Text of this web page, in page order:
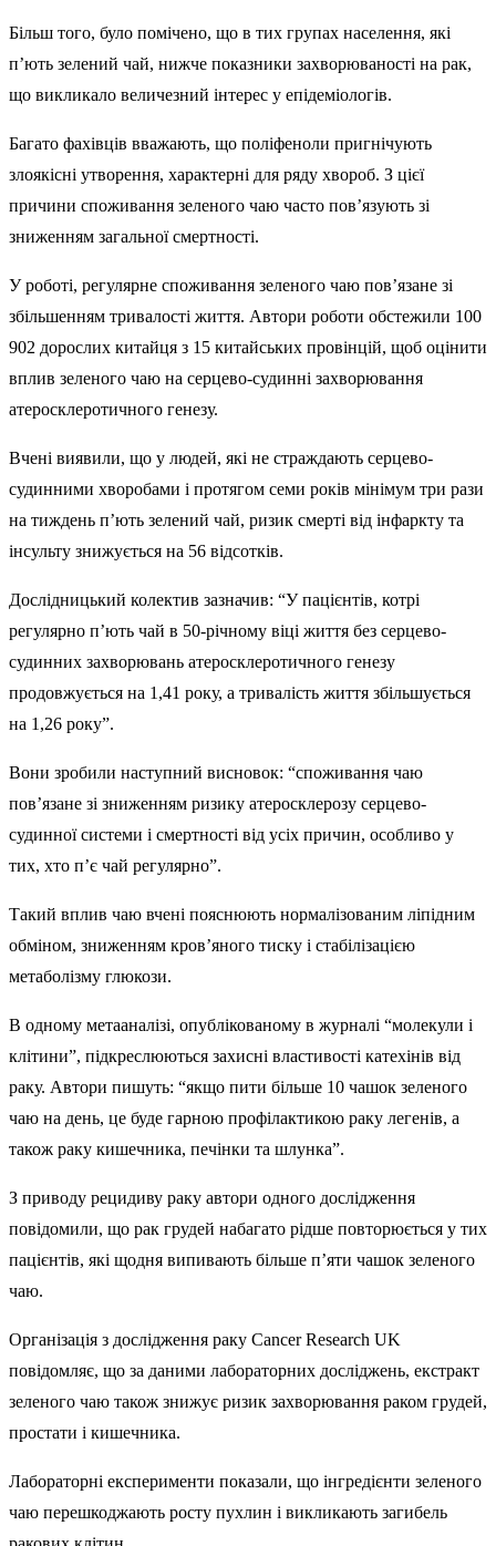
Більш того, було помічено, що в тих групах населення, які
п’ють зелений чай, нижче показники захворюваності на рак,
що викликало величезний інтерес у епідеміологів.
Багато фахівців вважають, що поліфеноли пригнічують
злоякісні утворення, характерні для ряду хвороб. З цієї
причини споживання зеленого чаю часто пов’язують зі
зниженням загальної смертності.
У роботі, регулярне споживання зеленого чаю пов’язане зі
збільшенням тривалості життя. Автори роботи обстежили 100
902 дорослих китайця з 15 китайських провінцій, щоб оцінити
вплив зеленого чаю на серцево-судинні захворювання
атеросклеротичного генезу.
Вчені виявили, що у людей, які не страждають серцево-
судинними хворобами і протягом семи років мінімум три рази
на тиждень п’ють зелений чай, ризик смерті від інфаркту та
інсульту знижується на 56 відсотків.
Дослідницький колектив зазначив: “У пацієнтів, котрі
регулярно п’ють чай в 50-річному віці життя без серцево-
судинних захворювань атеросклеротичного генезу
продовжується на 1,41 року, а тривалість життя збільшується
на 1,26 року”.
Вони зробили наступний висновок: “споживання чаю
пов’язане зі зниженням ризику атеросклерозу серцево-
судинної системи і смертності від усіх причин, особливо у
тих, хто п’є чай регулярно”.
Такий вплив чаю вчені пояснюють нормалізованим ліпідним
обміном, зниженням кров’яного тиску і стабілізацією
метаболізму глюкози.
В одному метааналізі, опублікованому в журналі “молекули і
клітини”, підкреслюються захисні властивості катехінів від
раку. Автори пишуть: “якщо пити більше 10 чашок зеленого
чаю на день, це буде гарною профілактикою раку легенів, а
також раку кишечника, печінки та шлунка”.
З приводу рецидиву раку автори одного дослідження
повідомили, що рак грудей набагато рідше повторюється у тих
пацієнтів, які щодня випивають більше п’яти чашок зеленого
чаю.
Організація з дослідження раку Cancer Research UK
повідомляє, що за даними лабораторних досліджень, екстракт
зеленого чаю також знижує ризик захворювання раком грудей,
простати і кишечника.
Лабораторні експерименти показали, що інгредієнти зеленого
чаю перешкоджають росту пухлин і викликають загибель